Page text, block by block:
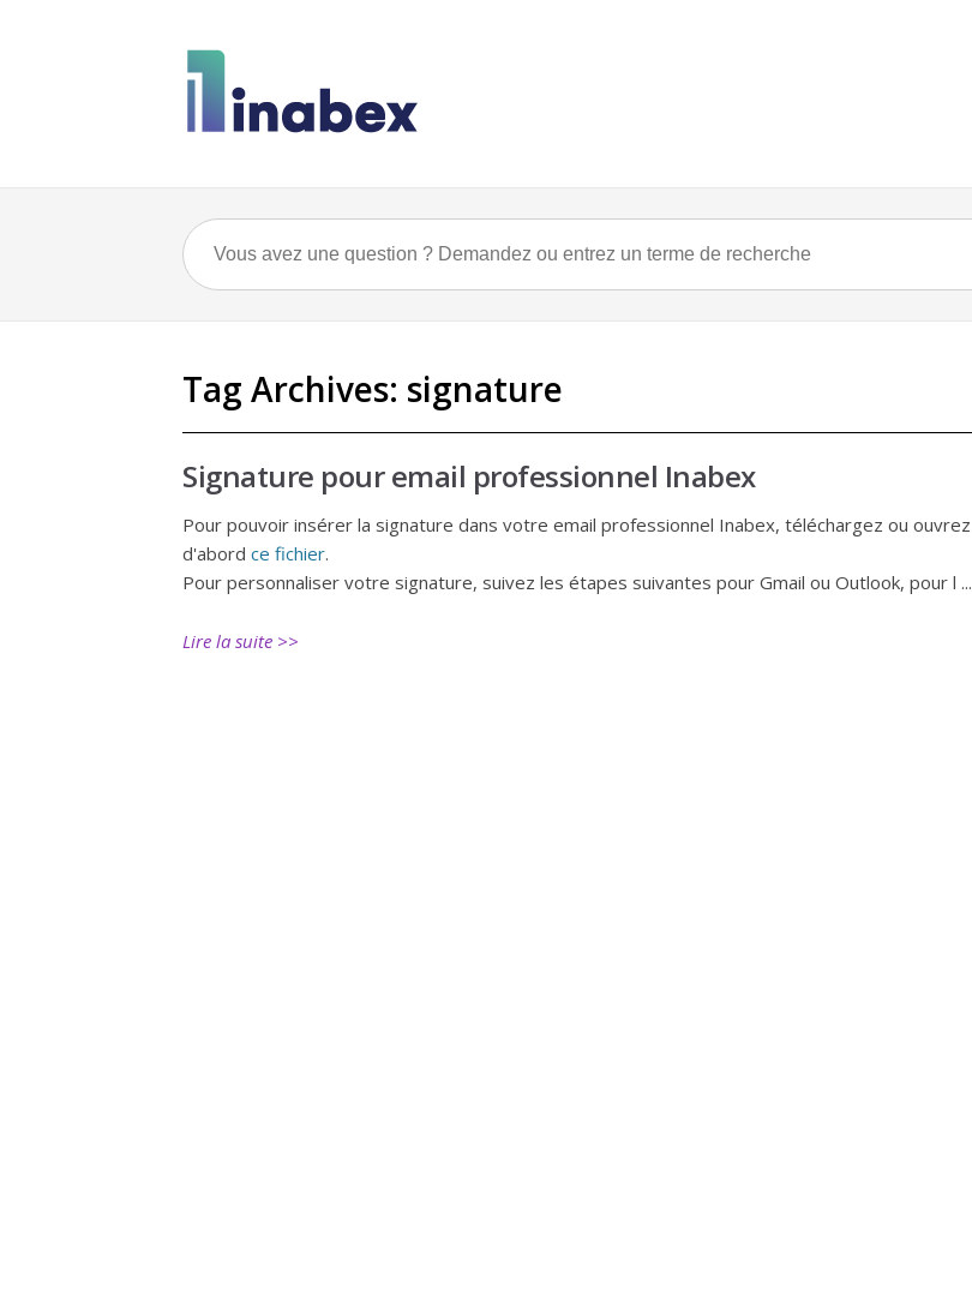
Tag Archives: signature
Signature pour email professionnel Inabex
Pour pouvoir insérer la signature dans votre email professionnel Inabex, téléchargez ou ouvrez
d'abord ce fichier.
Pour personnaliser votre signature, suivez les étapes suivantes pour Gmail ou Outlook, pour l ...
Lire la suite >>